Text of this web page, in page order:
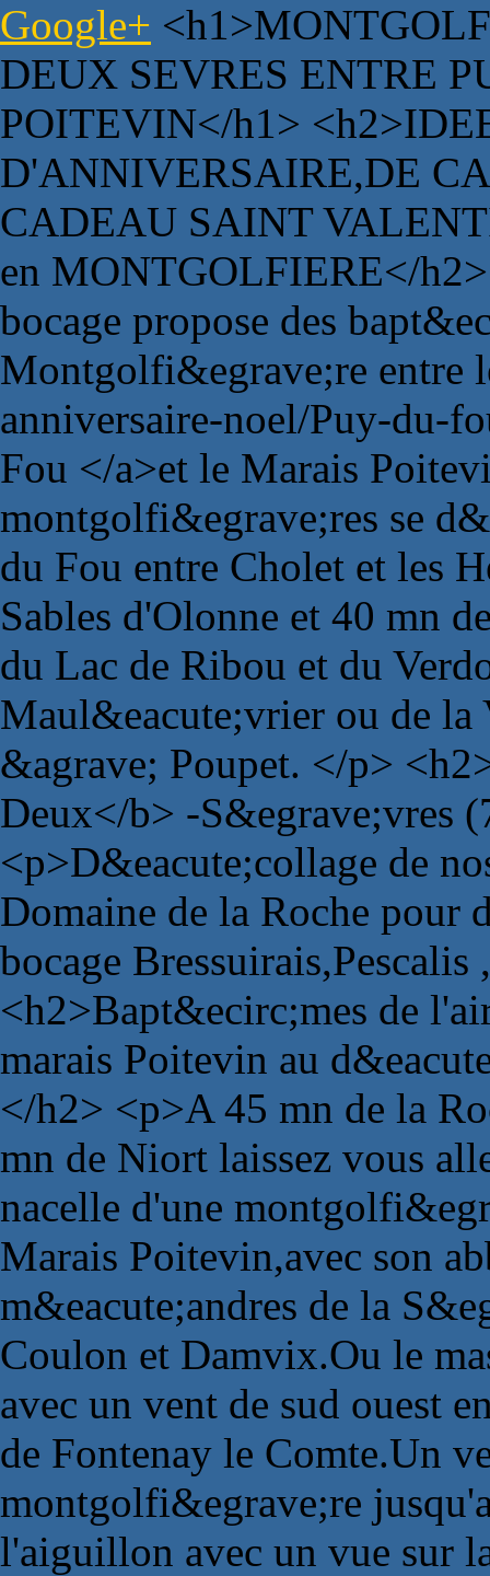
Google+
DEUX SEVRES ENTRE
POITEVIN</h1>
D'ANNIVERSAIRE,DE
CADEAU SAINT
en MONTGOLFIERE</
bocage propose des
Montgolfi&egrave;re entre
anniversaire-noel/Puy-du-
Fou </a>et le Marais
montgolfi&egrave;res se
du Fou entre Cholet et les
Sables d'Olonne et 40 mn
du Lac de Ribou et du
Maul&eacute;vrier ou de la
&agrave; Poupet. </p>
Deux</b> -S&egrave;vres
<p>D&eacute;collage de
Domaine de la Roche pour
bocage
<h2>Bapt&ecirc;mes de
marais Poitevin au
</h2> <p>A 45 mn de la
mn de Niort laissez vous
nacelle d'une
Marais Poitevin,avec son
m&eacute;andres de la
Coulon et Damvix.Ou le
avec un vent de sud ouest
de Fontenay le Comte.Un
montgolfi&egrave;re
l'aiguillon avec un vue sur